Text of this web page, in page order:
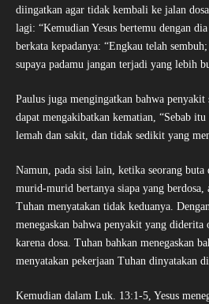
diingatkan agar tidak kembali ke jalan
lagi: “Kemudian Yesus bertemu dengan
berkata kepadanya: “Engkau telah
supaya padamu jangan terjadi yang lebih
Paulus juga mengingatkan bahwa penyakit
dapat mengakibatkan kematian, “Sebab
lemah dan sakit, dan tidak sedikit yang
Namun, pada sisi lain, ketika seorang buta
murid-murid bertanya siapa yang berdosa,
Tuhan menyatakan tidak keduanya.
menegaskan bahwa penyakit yang diderita
karena dosa. Tuhan bahkan menegaskan
menyatakan pekerjaan Tuhan dinyatakan
Kemudian dalam Luk. 13:1-5, Yesus